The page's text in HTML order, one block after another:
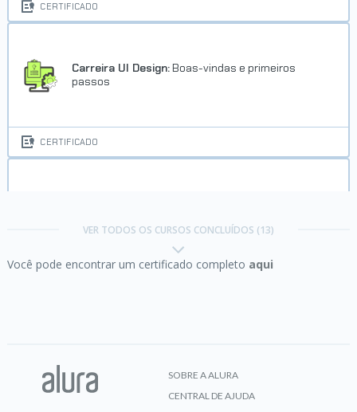
CERTIFICADO
Carreira UI Design: Boas-vindas e primeiros
passos
CERTIFICADO
VER TODOS OS CURSOS CONCLUÍDOS (13)
Você pode encontrar um certificado completo aqui
SOBRE A ALURA
CENTRAL DE AJUDA